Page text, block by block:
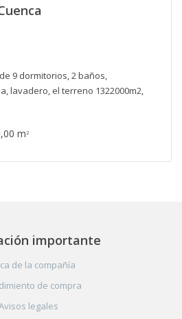
9 dormitorios, 2 baños,
lavadero, el terreno 1322000m2,
m2
importante
de la compañía
de compra
legales